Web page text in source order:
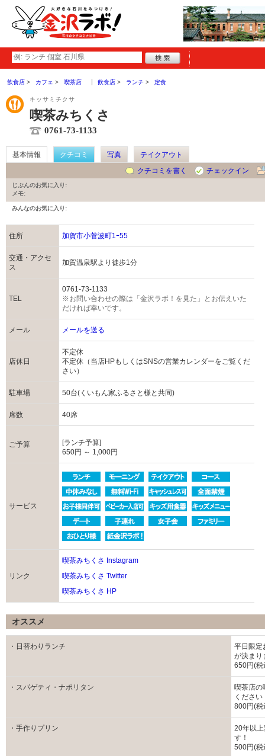
飲食店 カフェ 喫茶店 飲食店 ランチ 定食
キッサミチクサ
喫茶みちくさ
0761-73-1133
基本情報 クチコミ 写真
テイクアウト
クチコミを書く
チェックイン
じぶんのお気に入り:
メモ:
みんなのお気に入り:
住所 加賀市小菅波町1ｰ55
交通・アクセ
ス
加賀温泉駅より徒歩1分
TEL
0761-73-1133
※お問い合わせの際は「金沢ラボ！を見た」とお伝えいた
だければ幸いです。
メール メールを送る
店休日
不定休
不定休（当店HPもしくはSNSの営業カレンダーをご覧くだ
さい）
駐車場 50台(くいもん家ふるさと様と共同)
席数 40席
ご予算
[ランチ予算]
650円 ～ 1,000円
サービス
リンク
喫茶みちくさ Instagram
喫茶みちくさ Twitter
喫茶みちくさ HP
オススメ
・日替わりランチ
平日限定
が決まり
650円(税
・スパゲティ・ナポリタン
喫茶店の
ください
800円(税
・手作りプリン
20年以
す！
500円(税